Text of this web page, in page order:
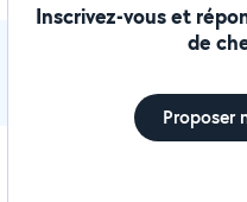
Inscrivez-vous et
de
Proposer